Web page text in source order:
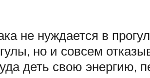
не нуждается в
но и совсем
деть свою энергию,